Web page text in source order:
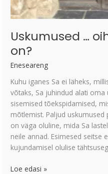
Uskumused …
on?
Eneseareng
Kuhu iganes Sa ei läheks,
võtaks, Sa juhindud alati
sisemised tõekspidamised,
mõtlemist. Paljud
on väga oluline, mida Sa
neile annad. Esimesed seitse
kujundamisel olulise
Loe edasi »